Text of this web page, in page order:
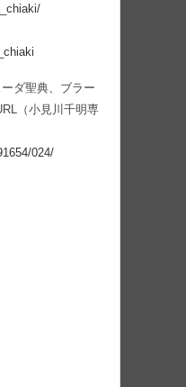
ダ聖典、ブラー
（小見川千明専
024/